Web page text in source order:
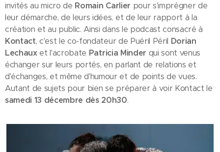
invités au micro de Romain Carlier pour s'imprégner de
leur démarche, de leurs idées, et de leur rapport à la
création et au public. Ainsi dans le podcast consacré à
Kontact, c'est le co-fondateur de Puéril Péril Dorian
Lechauxet l'acrobate Patricia Minder qui sont venus
échanger sur leurs portés, en parlant de relations et
d'échanges, et même d'humour et de points de vues.
Autant de sujets pour bien se préparer à voir Kontact le
samedi 13 décembre dès 20h30.